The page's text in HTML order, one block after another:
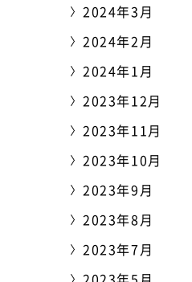
2024年3月
2024年2月
2024年1月
2023年12月
2023年11月
2023年10月
2023年9月
2023年8月
2023年7月